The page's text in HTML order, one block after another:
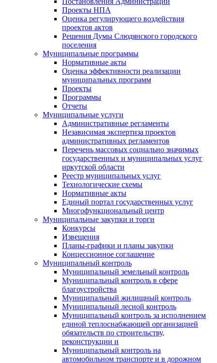
Проекты НПА
Оценка регулирующего воздействия
проектов актов
Решения Думы Слюдянского городского
поселения
Муниципальные программы
Нормативные акты
Оценка эффективности реализации
муниципальных программ
Проекты
Программы
Отчеты
Муниципальные услуги
Административные регламенты
Независимая экспертиза проектов
административных регламентов
Перечень массовых социально значимых
государственных и муниципальных услуг
иркутской области
Реестр муниципальных услуг
Технологические схемы
Нормативные акты
Единый портал государственных услуг
Многофункциональный центр
Муниципальные закупки и торги
Конкурсы
Извещения
Планы-графики и планы закупки
Концессионное соглашение
Муниципальный контроль
Муниципальный земельный контроль
Муниципальный контроль в сфере
благоустройства
Муниципальный жилищный контроль
Муниципальный лесной контроль
Муниципальный контроль за исполнением
единой теплоснабжающей организацией
обязательств по строительству,
реконструкции и
Муниципальный контроль на
автомобильном транспорте и в дорожном